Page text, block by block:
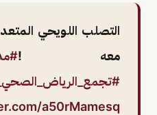
التصلب اللويحي
معه !
a50rMamesq